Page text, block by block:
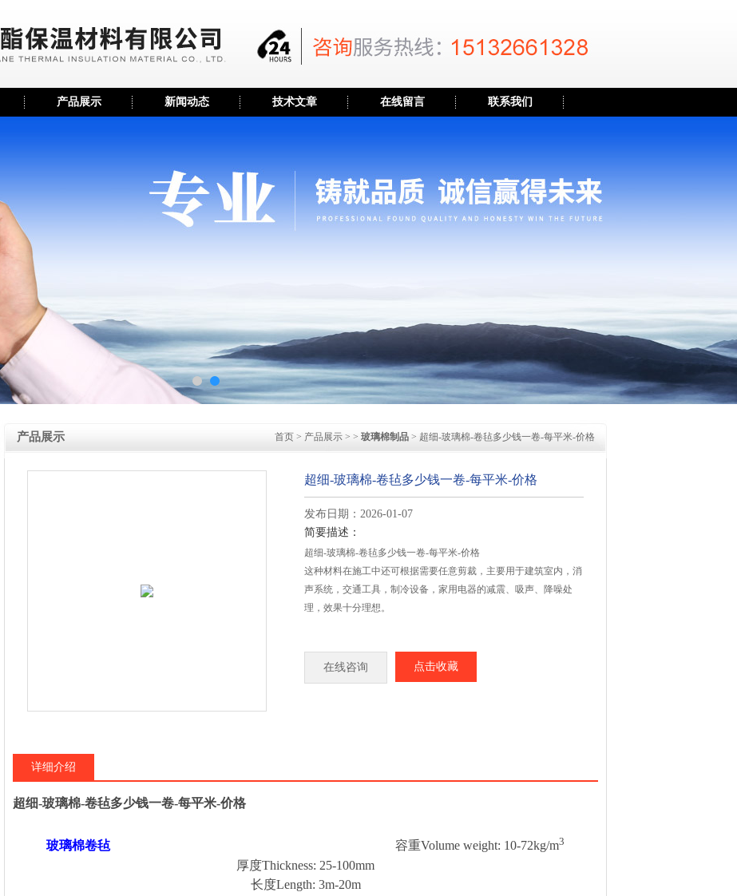
产品展示 新闻动态 技术文章 在线留言 联系我们
产品展示 首页 > 产品展示 > > 玻璃棉制品 > 超细-玻璃棉-卷毡多少钱一卷-每平米-价格
超细-玻璃棉-卷毡多少钱一卷-每平米-价格
发布日期：2026-01-07
简要描述：
超细-玻璃棉-卷毡多少钱一卷-每平米-价格
这种材料在施工中还可根据需要任意剪裁，主要用于建筑室内，消
声系统，交通工具，制冷设备，家用电器的减震、吸声、降噪处
理，效果十分理想。
在线咨询 点击收藏
详细介绍
超细-玻璃棉-卷毡多少钱一卷-每平米-价格
玻璃棉卷毡 容重Volume weight: 10-72kg/m3
厚度Thickness: 25-100mm
长度Length: 3m-20m